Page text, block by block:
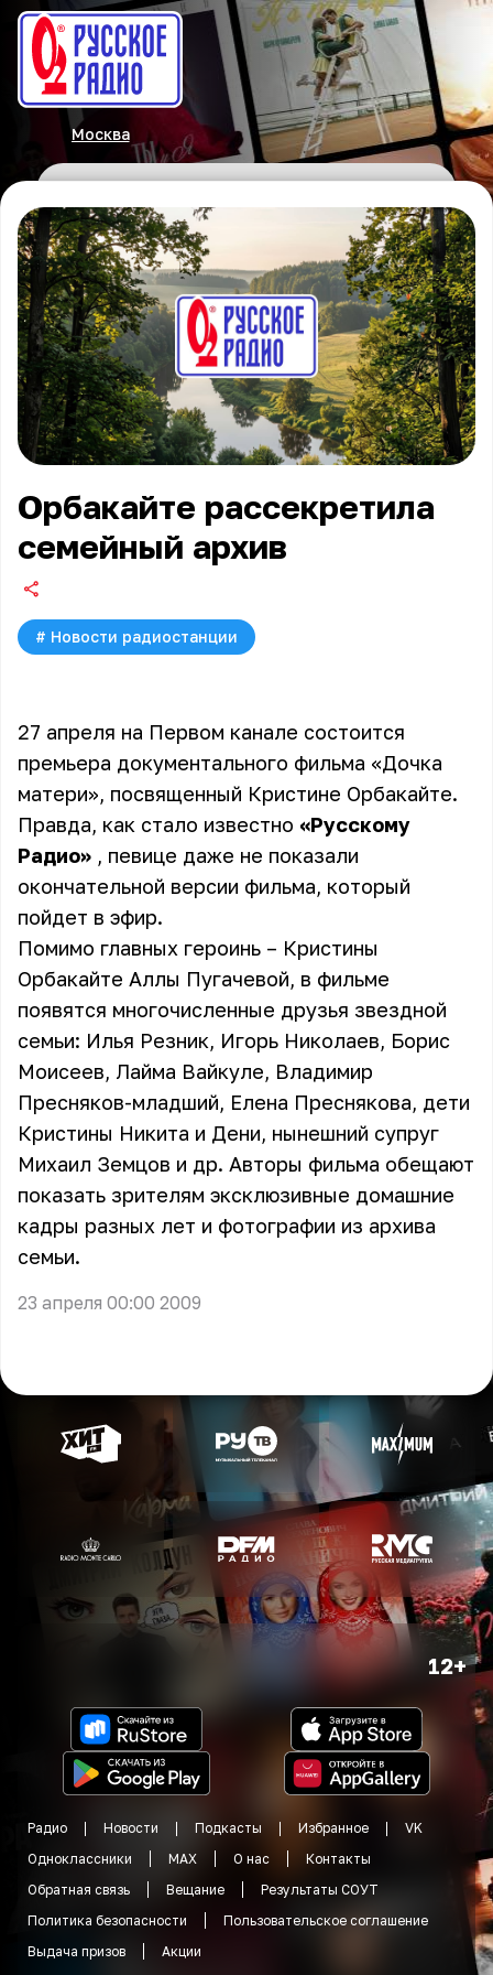
Москва
Орбакайте рассекретила
семейный архив
# Новости радиостанции
27 апреля на Первом канале состоится
премьера документального фильма «Дочка
матери», посвященный Кристине Орбакайте.
Правда, как стало известно «Русскому
Радио» , певице даже не показали
окончательной версии фильма, который
пойдет в эфир.
Помимо главных героинь – Кристины
Орбакайте Аллы Пугачевой, в фильме
появятся многочисленные друзья звездной
семьи: Илья Резник, Игорь Николаев, Борис
Моисеев, Лайма Вайкуле, Владимир
Пресняков-младший, Елена Преснякова, дети
Кристины Никита и Дени, нынешний супруг
Михаил Земцов и др. Авторы фильма обещают
показать зрителям эксклюзивные домашние
кадры разных лет и фотографии из архива
семьи.
23 апреля 00:00 2009
12+
Радио Новости Подкасты Избранное
VK
Одноклассники
MAX О нас
Контакты
Обратная связь
Вещание
Результаты СОУТ
Политика безопасности
Пользовательское соглашение
Выдача призов
Акции